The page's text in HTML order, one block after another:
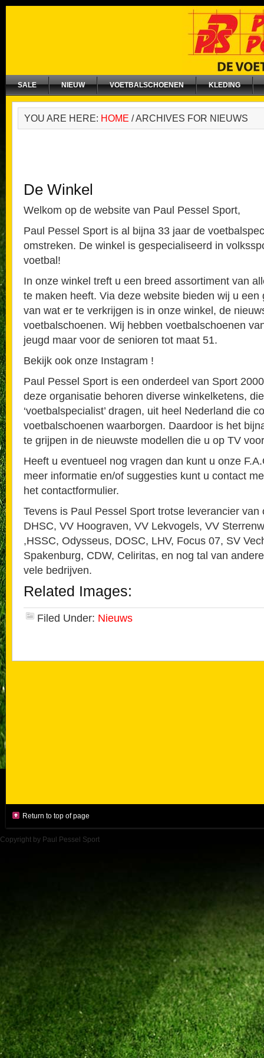
SALE NIEUW VOETBALSCHOENEN KLEDING
YOU ARE HERE: HOME /ARCHIVES FOR NIEUWS
De Winkel
Welkom op de website van Paul Pessel Sport,
Paul Pessel Sport is al bijna 33 jaar de
omstreken. De winkel is gespecialiseerd in
voetbal!
In onze winkel treft u een breed assortiment van
te maken heeft. Via deze website bieden wij u een
van wat er te verkrijgen is in onze winkel, de
voetbalschoenen. Wij hebben voetbalschoenen
jeugd maar voor de senioren tot maat 51.
Bekijk ook onze Instagram !
Paul Pessel Sport is een onderdeel van Sport
deze organisatie behoren diverse winkelketens,
‘voetbalspecialist’ dragen, uit heel Nederland die
voetbalschoenen waarborgen. Daardoor is het
te grijpen in de nieuwste modellen die u op TV
Heeft u eventueel nog vragen dan kunt u onze
meer informatie en/of suggesties kunt u contact
het contactformulier.
Tevens is Paul Pessel Sport trotse leverancier van
DHSC, VV Hoograven, VV Lekvogels, VV
,HSSC, Odysseus, DOSC, LHV, Focus 07, SV
Spakenburg, CDW, Celiritas, en nog tal van
vele bedrijven.
Related Images:
Filed Under: Nieuws
Return to top of page
Copyright by Paul Pessel Sport